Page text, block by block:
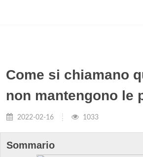
Come si chiamano
non mantengono le
2022-02-16 1033
Sommario